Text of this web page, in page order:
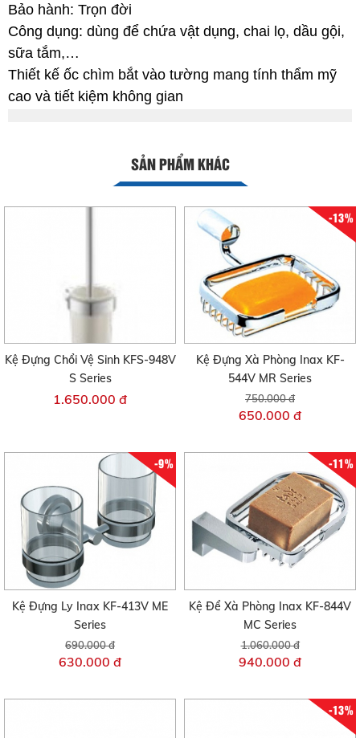
Bảo hành: Trọn đời
Công dụng: dùng để chứa vật dụng, chai lọ, dầu gội,
sữa tắm,…
Thiết kế ốc chìm bắt vào tường mang tính thẩm mỹ
cao và tiết kiệm không gian
SẢN PHẨM KHÁC
Kệ Đựng Chổi Vệ Sinh KFS-948V
S Series
1.650.000 đ
-13%
Kệ Đựng Xà Phòng Inax KF-
544V MR Series
750.000 đ
650.000 đ
-9%
Kệ Đựng Ly Inax KF-413V ME
Series
690.000 đ
630.000 đ
-11%
Kệ Để Xà Phòng Inax KF-844V
MC Series
1.060.000 đ
940.000 đ
-13%